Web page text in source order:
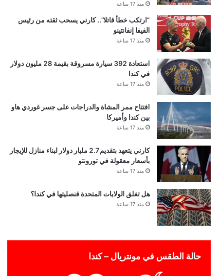
منذ 17 ساعة
“ارتكب خطأ قاتلا”.. كارني يسحب ثقته من رئيس
الفيفا إنفانتينو
منذ 17 ساعة
استعادة 392 سيارة مسروقة بقيمة 28 مليون دولار
في كندا
منذ 17 ساعة
افتتاح ممر المشاة والدراجات على جسر غوردي هاو
بين كندا وأميركا
منذ 17 ساعة
كارني يتعهد بتقديم 2.7 مليار دولار لبناء منازل للإيجار
بأسعار معقولة في تورونتو
منذ 17 ساعة
هل تغلق الولايات المتحدة قنصليتها في كندا؟
منذ 17 ساعة
حالة الطقس في مونتريال – كندا